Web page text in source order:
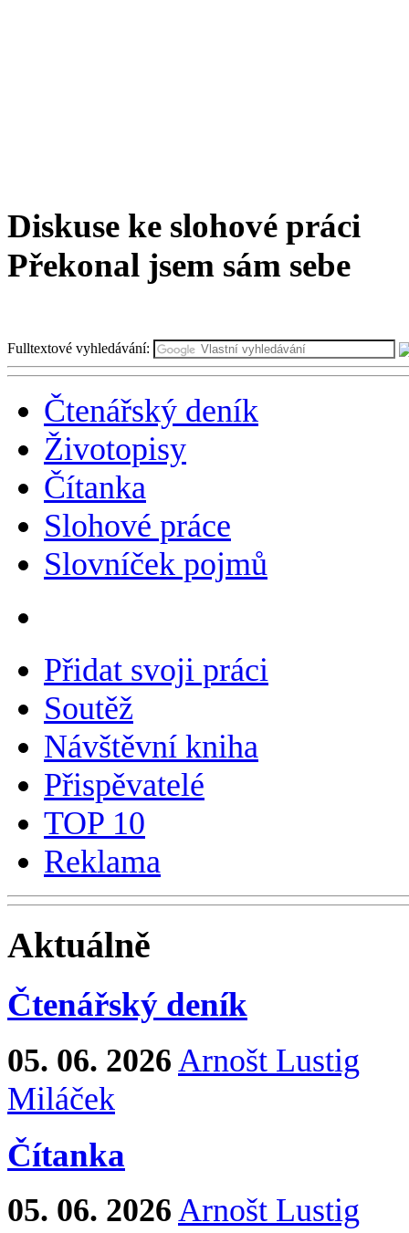
Diskuse ke slohové práci
Překonal jsem sám sebe
Fulltextové vyhledávání:
Čtenářský deník
Životopisy
Čítanka
Slohové práce
Slovníček pojmů
Přidat svoji práci
Soutěž
Návštěvní kniha
Přispěvatelé
TOP 10
Reklama
Aktuálně
Čtenářský deník
05. 06. 2026 Arnošt Lustig
Miláček
Čítanka
05. 06. 2026 Arnošt Lustig